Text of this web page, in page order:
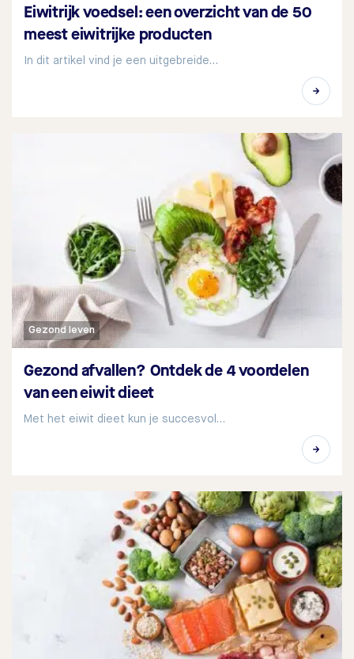
Eiwitrijk voedsel: een overzicht van de 50
meest eiwitrijke producten
In dit artikel vind je een uitgebreide…
Gezond leven
Gezond afvallen? Ontdek de 4 voordelen
van een eiwit dieet
Met het eiwit dieet kun je succesvol…